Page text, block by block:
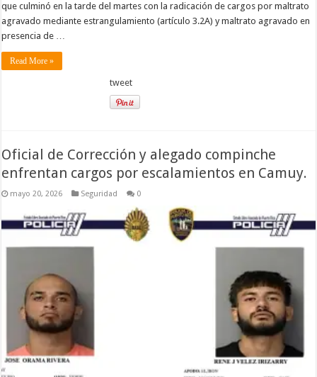
que culminó en la tarde del martes con la radicación de cargos por maltrato
agravado mediante estrangulamiento (artículo 3.2A) y maltrato agravado en
presencia de …
Read More »
tweet
Oficial de Corrección y alegado compinche
enfrentan cargos por escalamientos en Camuy.
mayo 20, 2026 Seguridad 0